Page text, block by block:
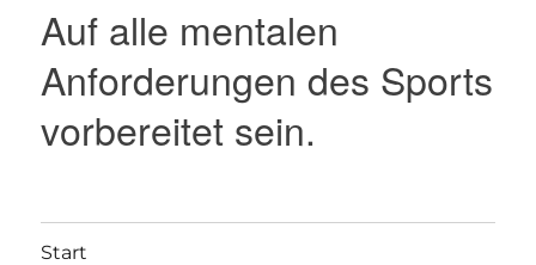
Auf alle mentalen
Anforderungen des Sports
vorbereitet sein.
Start